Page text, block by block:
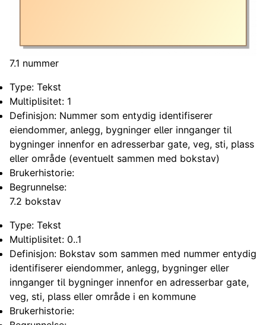
7.1 nummer
Type: Tekst
Multiplisitet: 1
Definisjon: Nummer som entydig identifiserer
eiendommer, anlegg, bygninger eller innganger til
bygninger innenfor en adresserbar gate, veg, sti, plass
eller område (eventuelt sammen med bokstav)
Brukerhistorie:
Begrunnelse:
7.2 bokstav
Type: Tekst
Multiplisitet: 0..1
Definisjon: Bokstav som sammen med nummer entydig
identifiserer eiendommer, anlegg, bygninger eller
innganger til bygninger innenfor en adresserbar gate,
veg, sti, plass eller område i en kommune
Brukerhistorie: